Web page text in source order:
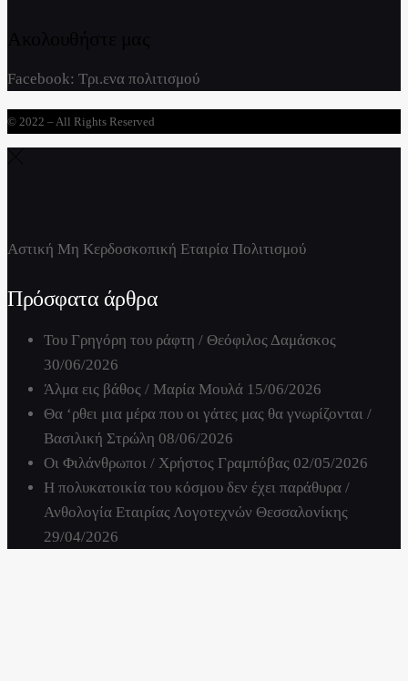
Facebook: Τρι.ενα πολιτισμού
© 2022 – All Rights Reserved
Αστική Μη Κερδοσκοπική Εταιρία Πολιτισμού
Πρόσφατα άρθρα
Του Γρηγόρη του ράφτη / Θεόφιλος Δαμάσκος
30/06/2026
Άλμα εις βάθος / Μαρία Μουλά 15/06/2026
Θα ‘ρθει μια μέρα που οι γάτες μας θα γνωρίζονται /
Βασιλική Στρώλη 08/06/2026
Οι Φιλάνθρωποι / Χρήστος Γραμπόβας 02/05/2026
Η πολυκατοικία του κόσμου δεν έχει παράθυρα /
Ανθολογία Εταιρίας Λογοτεχνών Θεσσαλονίκης
29/04/2026